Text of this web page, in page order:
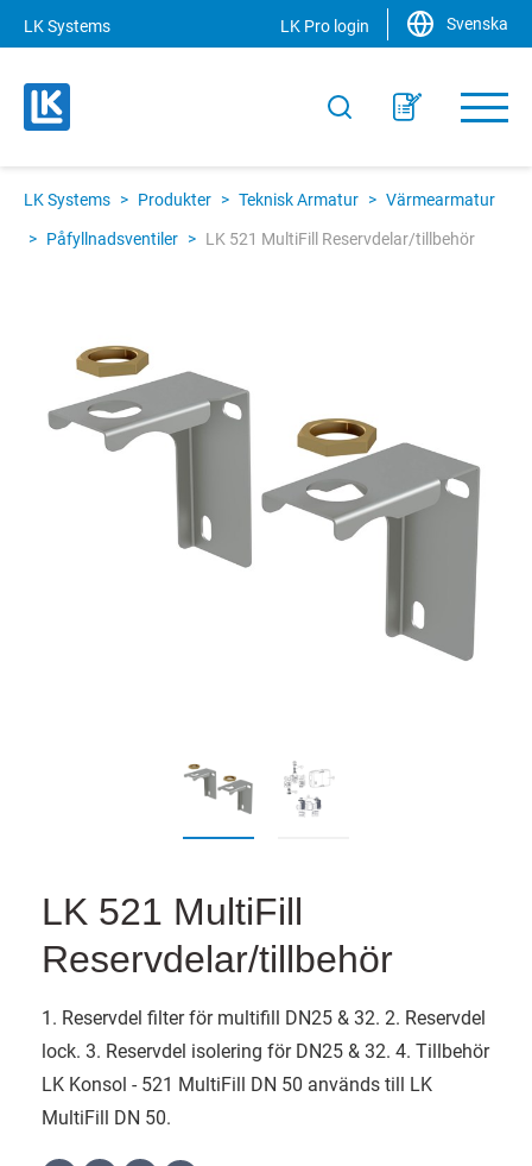
LK Systems LK Pro login Svenska
LK Systems > Produkter > Teknisk Armatur > Värmearmatur
> Påfyllnadsventiler > LK 521 MultiFill Reservdelar/tillbehör
LK 521 MultiFill
Reservdelar/tillbehör
1. Reservdel filter för multifill DN25 & 32. 2. Reservdel
lock. 3. Reservdel isolering för DN25 & 32. 4. Tillbehör
LK Konsol - 521 MultiFill DN 50 används till LK
MultiFill DN 50.